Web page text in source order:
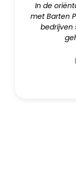
In de
met Barten
bedrijven